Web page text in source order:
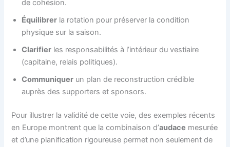
de cohésion.
Équilibrer la rotation pour préserver la condition
physique sur la saison.
Clarifier les responsabilités à l’intérieur du vestiaire
(capitaine, relais politiques).
Communiquer un plan de reconstruction crédible
auprès des supporters et sponsors.
Pour illustrer la validité de cette voie, des exemples récents
en Europe montrent que la combinaison d’audace mesurée
et d’une planification rigoureuse permet non seulement de